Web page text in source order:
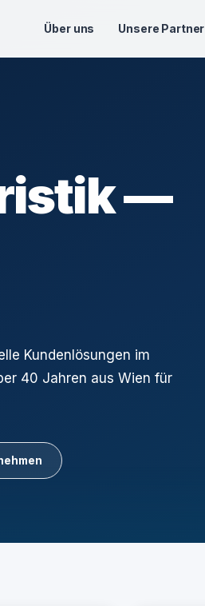
Über uns Unsere Partner
—
Kundenlösungen im
40 Jahren aus Wien für